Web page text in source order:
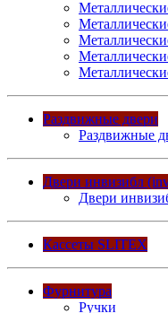
Раздвижные двери
Раздвижные
Двери инвизибл
Двери
Кассеты SLITEX
Фурнитура
Ручки